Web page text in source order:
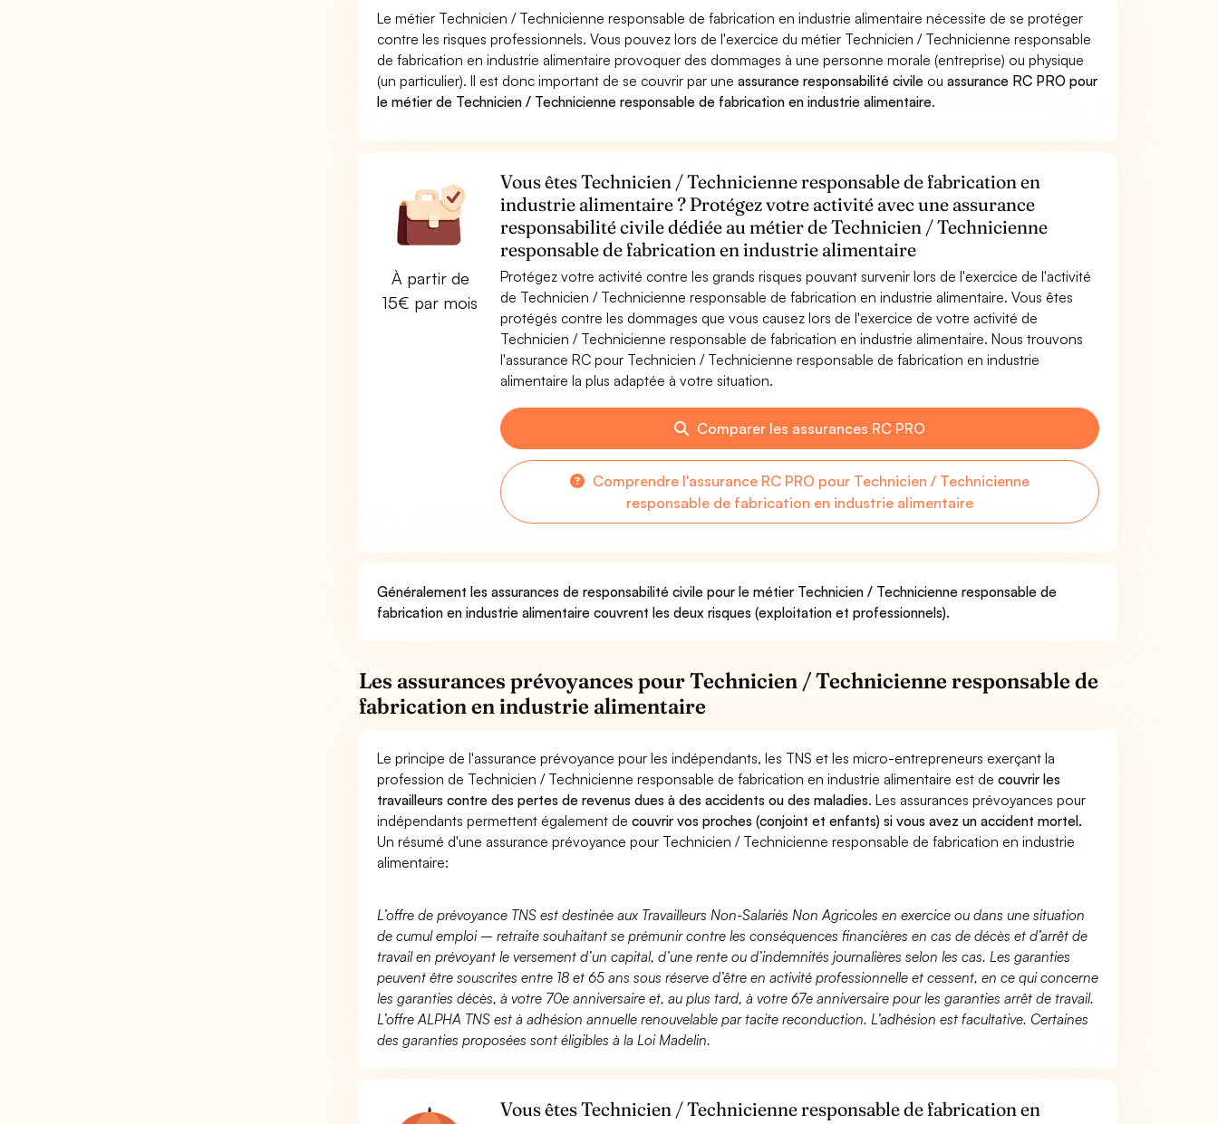
Le métier Technicien / Technicienne responsable de fabrication en industrie alimentaire nécessite de se protéger
contre les risques professionnels. Vous pouvez lors de l'exercice du métier Technicien / Technicienne responsable
de fabrication en industrie alimentaire provoquer des dommages à une personne morale (entreprise) ou physique
(un particulier). Il est donc important de se couvrir par uneassurance responsabilité civile ouassurance RC PRO pour
le métier de Technicien / Technicienne responsable de fabrication en industrie alimentaire.
À partir de
15€ par mois
Vous êtes Technicien / Technicienne responsable de fabrication en
industrie alimentaire ? Protégez votre activité avec une assurance
responsabilité civile dédiée au métier de Technicien / Technicienne
responsable de fabrication en industrie alimentaire
Protégez votre activité contre les grands risques pouvant survenir lors de l'exercice de l'activité
de Technicien / Technicienne responsable de fabrication en industrie alimentaire. Vous êtes
protégés contre les dommages que vous causez lors de l'exercice de votre activité de
Technicien / Technicienne responsable de fabrication en industrie alimentaire. Nous trouvons
l'assurance RC pour Technicien / Technicienne responsable de fabrication en industrie
alimentaire la plus adaptée à votre situation.
Comparer les assurances RC PRO
Comprendre l'assurance RC PRO pour Technicien / Technicienne
responsable de fabrication en industrie alimentaire
Généralement les assurances de responsabilité civile pour le métier Technicien / Technicienne responsable de
fabrication en industrie alimentaire couvrent les deux risques (exploitation et professionnels).
Les assurances prévoyances pour Technicien / Technicienne responsable de
fabrication en industrie alimentaire
Le principe de l'assurance prévoyance pour les indépendants, les TNS et les micro-entrepreneurs exerçant la
profession de Technicien / Technicienne responsable de fabrication en industrie alimentaire est decouvrir les
travailleurs contre des pertes de revenus dues à des accidents ou des maladies. Les assurances prévoyances pour
indépendants permettent également decouvrir vos proches (conjoint et enfants) si vous avez un accident mortel.
Un résumé d'une assurance prévoyance pour Technicien / Technicienne responsable de fabrication en industrie
alimentaire:
L’offre de prévoyance TNS est destinée aux Travailleurs Non-Salariés Non Agricoles en exercice ou dans une situation
de cumul emploi – retraite souhaitant se prémunir contre les conséquences financières en cas de décès et d’arrêt de
travail en prévoyant le versement d’un capital, d’une rente ou d’indemnités journalières selon les cas. Les garanties
peuvent être souscrites entre 18 et 65 ans sous réserve d’être en activité professionnelle et cessent, en ce qui concerne
les garanties décès, à votre 70e anniversaire et, au plus tard, à votre 67e anniversaire pour les garanties arrêt de travail.
L’offre ALPHA TNS est à adhésion annuelle renouvelable par tacite reconduction. L’adhésion est facultative. Certaines
des garanties proposées sont éligibles à la Loi Madelin.
Vous êtes Technicien / Technicienne responsable de fabrication en